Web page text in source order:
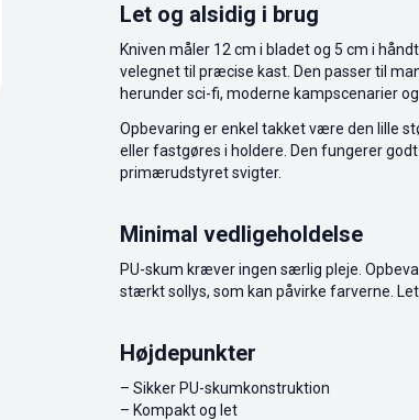
Let og alsidig i brug
Kniven måler 12 cm i bladet og 5 cm i
velegnet til præcise kast. Den passer til
herunder sci-fi, moderne kampscenarier
Opbevaring er enkel takket være den lille
eller fastgøres i holdere. Den fungerer
primærudstyret svigter.
Minimal vedligeholdelse
PU-skum kræver ingen særlig pleje.
stærkt sollys, som kan påvirke farverne.
Højdepunkter
– Sikker PU-skumkonstruktion
– Kompakt og let